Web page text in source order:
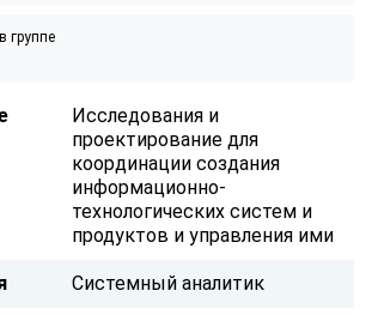
группе
Исследования и
проектирование для
координации создания
информационно-
технологических систем и
продуктов и управления ими
Системный аналитик